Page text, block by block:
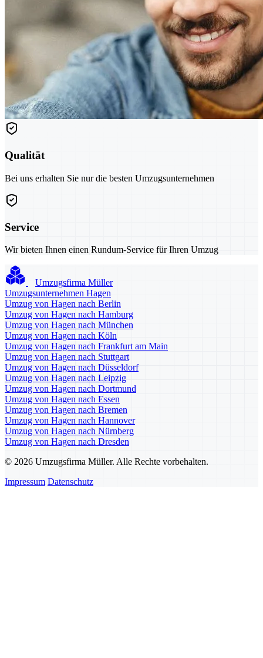
Qualität
Bei uns erhalten Sie nur die besten Umzugsunternehmen
Service
Wir bieten Ihnen einen Rundum-Service für Ihren Umzug
Umzugsfirma Müller
Umzugsunternehmen Hagen
Umzug von Hagen nach Berlin
Umzug von Hagen nach Hamburg
Umzug von Hagen nach München
Umzug von Hagen nach Köln
Umzug von Hagen nach Frankfurt am Main
Umzug von Hagen nach Stuttgart
Umzug von Hagen nach Düsseldorf
Umzug von Hagen nach Leipzig
Umzug von Hagen nach Dortmund
Umzug von Hagen nach Essen
Umzug von Hagen nach Bremen
Umzug von Hagen nach Hannover
Umzug von Hagen nach Nürnberg
Umzug von Hagen nach Dresden
© 2026 Umzugsfirma Müller. Alle Rechte vorbehalten.
Impressum Datenschutz